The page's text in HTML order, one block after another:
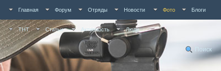
Главная Форум Отряды Новости Фото Блоги
ТНТ Статьи Активность Люди
Поиск